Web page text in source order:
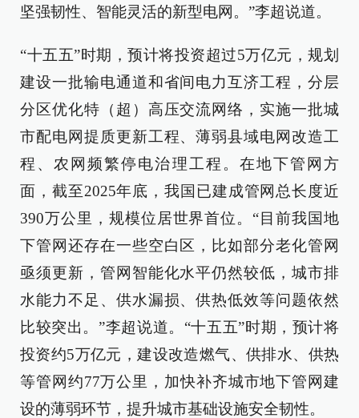
坚强韧性、智能灵活的新型电网。”李超说道。
“十五五”时期，预计将投资超过5万亿元，规划
建设一批输电通道和省间电力互济工程，分层
分区优化特（超）高压交流网络，实施一批城
市配电网提质更新工程、薄弱县域电网改造工
程、农网频繁停电治理工程。在地下管网方
面，截至2025年底，我国已建成管网总长度近
390万公里，规模位居世界首位。“目前我国地
下管网还存在一些空白区，比如部分老化管网
亟须更新，管网智能化水平仍然较低，城市排
水能力不足、供水漏损、供热低效等问题依然
比较突出。”李超说道。“十五五”时期，预计将
投资约5万亿元，建设改造燃气、供排水、供热
等管网约77万公里，加快补齐城市地下管网建
设的薄弱环节，提升城市基础设施安全韧性。